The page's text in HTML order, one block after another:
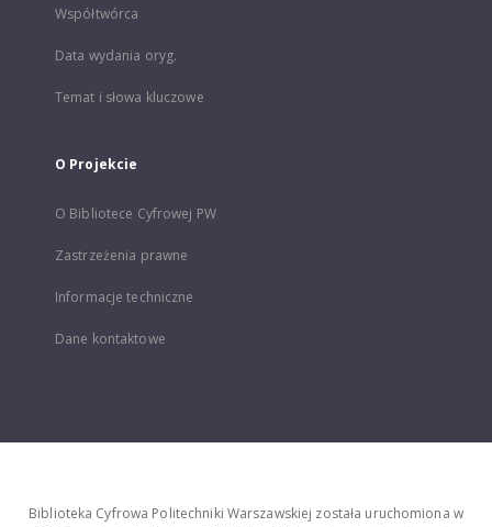
Współtwórca
Data wydania oryg.
Temat i słowa kluczowe
O Projekcie
O Bibliotece Cyfrowej PW
Zastrzeżenia prawne
Informacje techniczne
Dane kontaktowe
Biblioteka Cyfrowa Politechniki Warszawskiej została uruchomiona w